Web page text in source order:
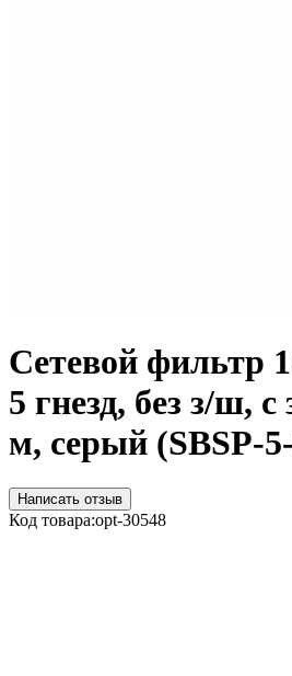
Сетевой фильтр
5 гнезд, без з/ш,
м, серый (SBSP-
Написать отзыв
Код товара:opt-30548